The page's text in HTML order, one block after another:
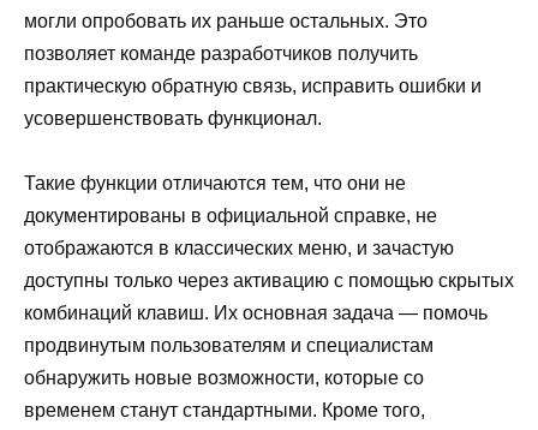
могли опробовать их раньше остальных. Это
позволяет команде разработчиков получить
практическую обратную связь, исправить ошибки и
усовершенствовать функционал.
Такие функции отличаются тем, что они не
документированы в официальной справке, не
отображаются в классических меню, и зачастую
доступны только через активацию с помощью скрытых
комбинаций клавиш. Их основная задача — помочь
продвинутым пользователям и специалистам
обнаружить новые возможности, которые со
временем станут стандартными. Кроме того,